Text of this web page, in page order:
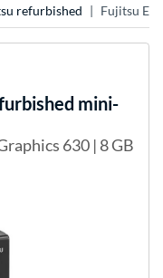
refurbished Fujitsu
mini-
630 | 8 GB